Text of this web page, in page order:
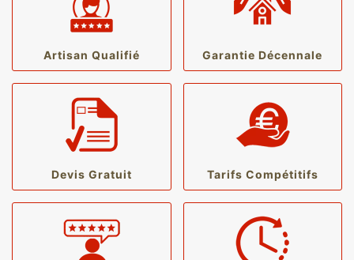
Artisan Qualifié Garantie Décennale
Devis Gratuit Tarifs Compétitifs